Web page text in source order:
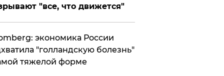
"все, что движется"
экономика России
"голландскую болезнь"
тяжелой форме